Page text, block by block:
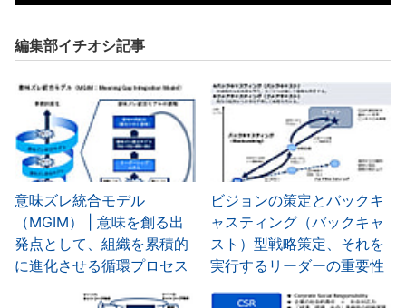
編集部イチオシ記事
意味ズレ統合モデル
（MGIM） | 意味を創る出
発点として、組織を累積的
に進化させる循環プロセス
ビジョンの策定とバックキ
ャスティング（バックキャ
スト）型戦略策定、それを
実行するリーダーの重要性